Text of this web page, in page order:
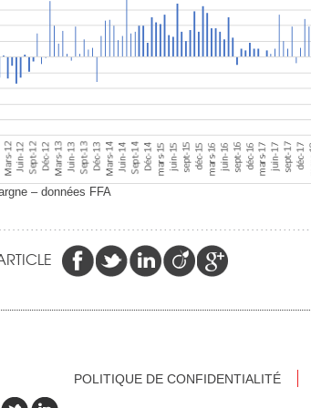
– données FFA
POLITIQUE DE CONFIDENTIALITÉ